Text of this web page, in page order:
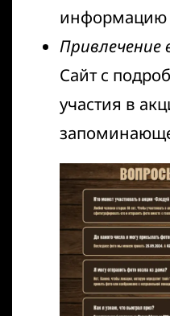
информацию
Привлечение
Сайт с
участия в